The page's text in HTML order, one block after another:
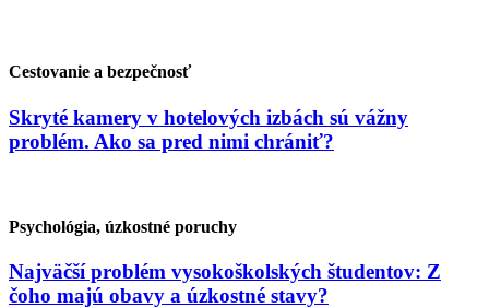
Cestovanie a bezpečnosť
Skryté kamery v hotelových izbách sú vážny
problém. Ako sa pred nimi chrániť?
Psychológia, úzkostné poruchy
Najväčší problém vysokoškolských študentov: Z
čoho majú obavy a úzkostné stavy?